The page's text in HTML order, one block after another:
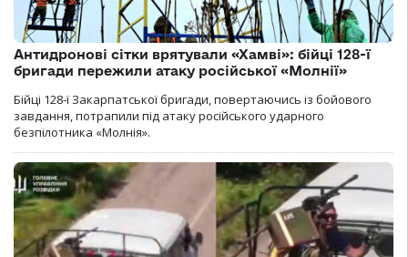
Антидронові сітки врятували «Хамві»: бійці 128-ї
бригади пережили атаку російської «Молнії»
Бійці 128-ї Закарпатської бригади, повертаючись із бойового
завдання, потрапили під атаку російського ударного
безпілотника «Молнія».